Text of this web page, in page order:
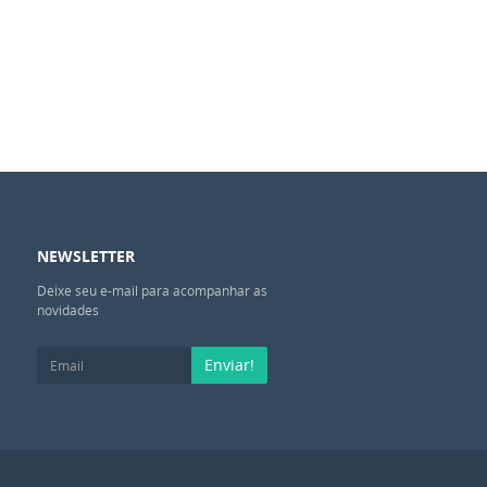
NEWSLETTER
Deixe seu e-mail para acompanhar as
novidades
Enviar!